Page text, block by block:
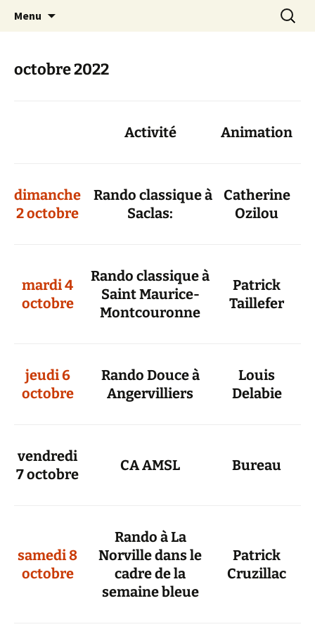
Randonneurs Norvillois
Menu
Search
for:
octobre 2022
Activité Animation
dimanche
2 octobre
Rando classique à
Saclas:
Catherine
Ozilou
mardi 4
octobre
Rando classique à
Saint Maurice-
Montcouronne
Patrick
Taillefer
jeudi 6
octobre
Rando Douce à
Angervilliers
Louis
Delabie
vendredi
7 octobre
CA AMSL Bureau
samedi 8
octobre
Rando à La
Norville dans le
cadre de la
semaine bleue
Patrick
Cruzillac